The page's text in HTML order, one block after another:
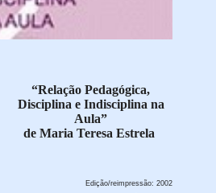
“Relação Pedagógica,
Disciplina e Indisciplina na
Aula”
de Maria Teresa Estrela
Edição/reimpressão: 2002